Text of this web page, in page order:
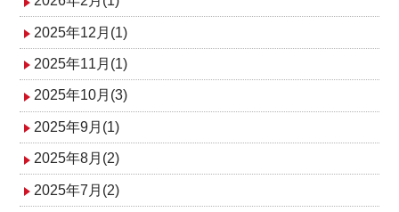
ン2025年12月(1)
2025年11月(1)
2025年10月(3)
2025年9月(1)
2025年8月(2)
2025年7月(2)